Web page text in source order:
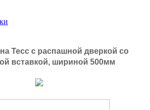
Тесс с распашной дверкой со
вставкой, шириной 500мм